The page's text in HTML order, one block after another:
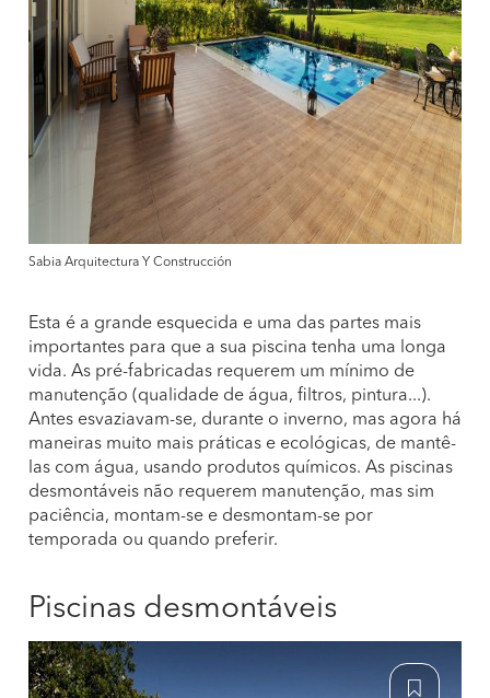
Sabia Arquitectura Y Construcción
Esta é a grande esquecida e uma das partes mais
importantes para que a sua piscina tenha uma longa
vida. As pré-fabricadas requerem um mínimo de
manutenção (qualidade de água, filtros, pintura...).
Antes esvaziavam-se, durante o inverno, mas agora há
maneiras muito mais práticas e ecológicas, de mantê-
las com água, usando produtos químicos. As piscinas
desmontáveis não requerem manutenção, mas sim
paciência, montam-se e desmontam-se por
temporada ou quando preferir.
Piscinas desmontáveis